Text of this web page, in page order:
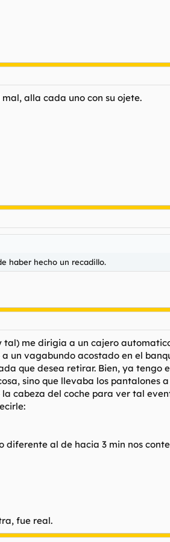
alla cada uno con su ojete.
haber hecho un recadillo.
me dirigia a un cajero
un vagabundo acostado en el
que desea retirar. Bien, ya
sino que llevaba los pantalones
cabeza del coche para ver tal
diferente al de hacia 3 min nos
fue real.